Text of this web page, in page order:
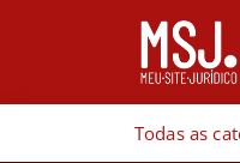
Todas as